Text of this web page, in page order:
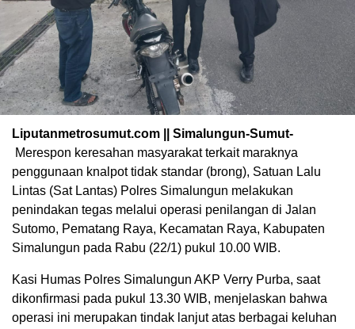
Liputanmetrosumut.com || Simalungun-Sumut-
Merespon keresahan masyarakat terkait maraknya
penggunaan knalpot tidak standar (brong), Satuan Lalu
Lintas (Sat Lantas) Polres Simalungun melakukan
penindakan tegas melalui operasi penilangan di Jalan
Sutomo, Pematang Raya, Kecamatan Raya, Kabupaten
Simalungun pada Rabu (22/1) pukul 10.00 WIB.
Kasi Humas Polres Simalungun AKP Verry Purba, saat
dikonfirmasi pada pukul 13.30 WIB, menjelaskan bahwa
operasi ini merupakan tindak lanjut atas berbagai keluhan